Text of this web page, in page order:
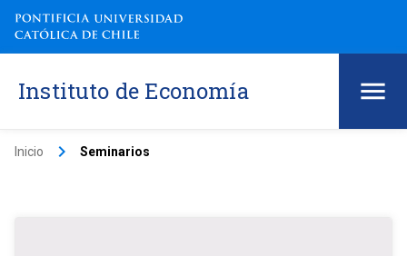
Instituto de Economía
Inicio keyboard_arrow_right Seminarios